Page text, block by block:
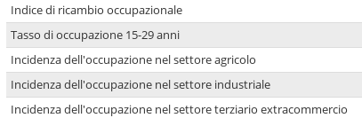
Indice di ricambio occupazionale
Tasso di occupazione 15-29 anni
Incidenza dell'occupazione nel settore agricolo
Incidenza dell'occupazione nel settore industriale
Incidenza dell'occupazione nel settore terziario extracommercio